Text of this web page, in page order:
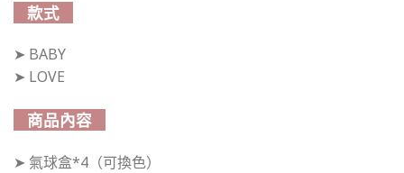
款式
➤ BABY
➤ LOVE
商品內容
➤ 氣球盒*4（可換色）